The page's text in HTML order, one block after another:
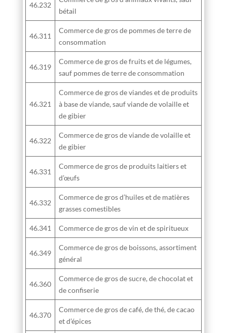
46.232
bétail
46.311
Commerce de gros de pommes de terre de
consommation
46.319
Commerce de gros de fruits et de légumes,
sauf pommes de terre de consommation
46.321
Commerce de gros de viandes et de produits
à base de viande, sauf viande de volaille et
de gibier
46.322
Commerce de gros de viande de volaille et
de gibier
46.331
Commerce de gros de produits laitiers et
d’œufs
46.332
Commerce de gros d’huiles et de matières
grasses comestibles
46.341 Commerce de gros de vin et de spiritueux
46.349
Commerce de gros de boissons, assortiment
général
46.360
Commerce de gros de sucre, de chocolat et
de confiserie
46.370
Commerce de gros de café, de thé, de cacao
et d’épices